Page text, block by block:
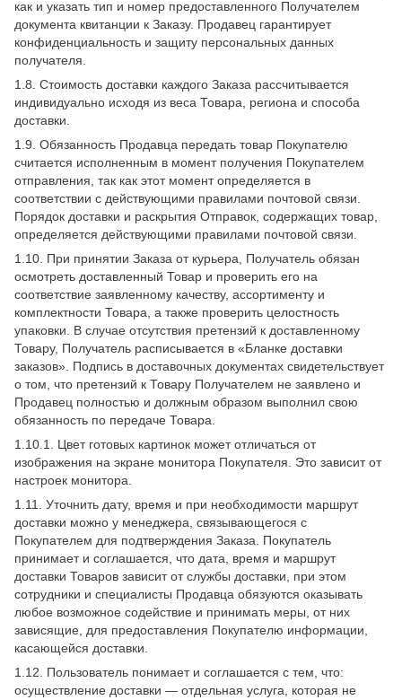
как и указать тип и номер предоставленного Получателем
документа квитанции к Заказу. Продавец гарантирует
конфиденциальность и защиту персональных данных
получателя.
1.8. Стоимость доставки каждого Заказа рассчитывается
индивидуально исходя из веса Товара, региона и способа
доставки.
1.9. Обязанность Продавца передать товар Покупателю
считается исполненным в момент получения Покупателем
отправления, так как этот момент определяется в
соответствии с действующими правилами почтовой связи.
Порядок доставки и раскрытия Отправок, содержащих товар,
определяется действующими правилами почтовой связи.
1.10. При принятии Заказа от курьера, Получатель обязан
осмотреть доставленный Товар и проверить его на
соответствие заявленному качеству, ассортименту и
комплектности Товара, а также проверить целостность
упаковки. В случае отсутствия претензий к доставленному
Товару, Получатель расписывается в «Бланке доставки
заказов». Подпись в доставочных документах свидетельствует
о том, что претензий к Товару Получателем не заявлено и
Продавец полностью и должным образом выполнил свою
обязанность по передаче Товара.
1.10.1. Цвет готовых картинок может отличаться от
изображения на экране монитора Покупателя. Это зависит от
настроек монитора.
1.11. Уточнить дату, время и при необходимости маршрут
доставки можно у менеджера, связывающегося с
Покупателем для подтверждения Заказа. Покупатель
принимает и соглашается, что дата, время и маршрут
доставки Товаров зависит от службы доставки, при этом
сотрудники и специалисты Продавца обязуются оказывать
любое возможное содействие и принимать меры, от них
зависящие, для предоставления Покупателю информации,
касающейся доставки.
1.12. Пользователь понимает и соглашается с тем, что:
осуществление доставки — отдельная услуга, которая не